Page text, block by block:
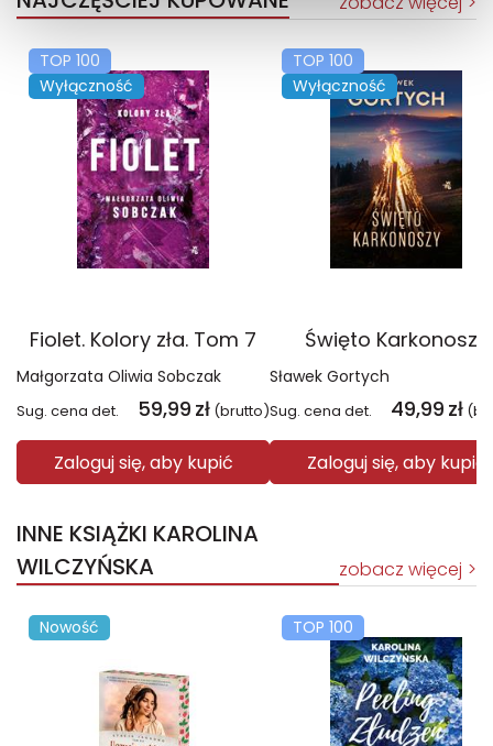
TOP 100
Wyłączność
Fiolet. Kolory zła. Tom 7
Małgorzata Oliwia Sobczak
Sug. cena det. 59,99 zł (brutto)
Zaloguj się, aby kupić
TOP 100
Wyłączność
Święto Karkonoszy
Sławek Gortych
Sug. cena det. 49,99 zł
Zaloguj się, aby kupić
INNE KSIĄŻKI KAROLINA
WILCZYŃSKA
zobacz więcej
Nowość TOP 100